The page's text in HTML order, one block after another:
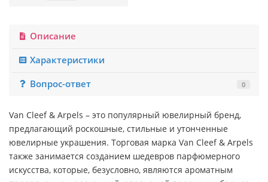
Описание
Характеристики
Вопрос-ответ
0
Van Cleef & Arpels – это популярный ювелирный бренд,
предлагающий роскошные, стильные и утонченные
ювелирные украшения. Торговая марка Van Cleef & Arpels
также занимается созданием шедевров парфюмерного
искусства, которые, безусловно, являются ароматным